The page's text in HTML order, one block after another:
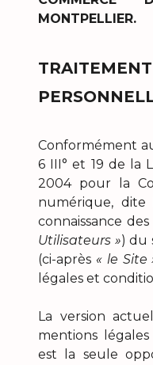
MONTPELLIER.
Conformément
6 III° et 19 de la
2004 pour la
numérique, dite
connaissance
Utilisateurs ») du
(ci-après « le Site
légales et
La version
mentions
est la seule